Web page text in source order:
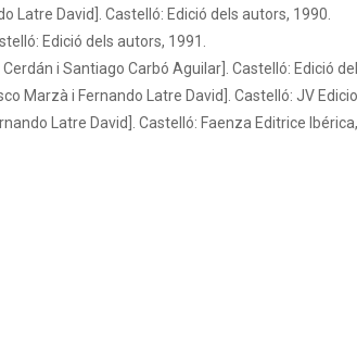
Latre David]. Castelló: Edició dels autors, 1990.
Edició dels autors, 1991.
i Santiago Carbó Aguilar]. Castelló: Edició
Marzà i Fernando Latre David]. Castelló: JV
Latre David]. Castelló: Faenza Editrice Ibérica,